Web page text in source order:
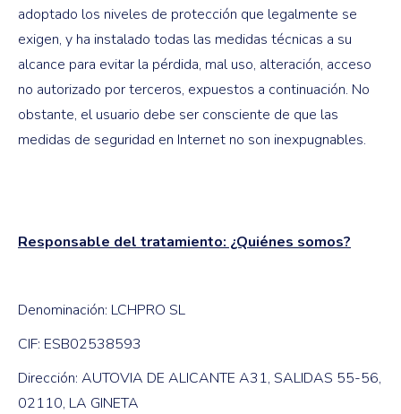
adoptado los niveles de protección que legalmente se
exigen, y ha instalado todas las medidas técnicas a su
alcance para evitar la pérdida, mal uso, alteración, acceso
no autorizado por terceros, expuestos a continuación. No
obstante, el usuario debe ser consciente de que las
medidas de seguridad en Internet no son inexpugnables.
Responsable del tratamiento: ¿Quiénes somos?
Denominación: LCHPRO SL
CIF: ESB02538593
Dirección: AUTOVIA DE ALICANTE A31, SALIDAS 55-56,
02110, LA GINETA